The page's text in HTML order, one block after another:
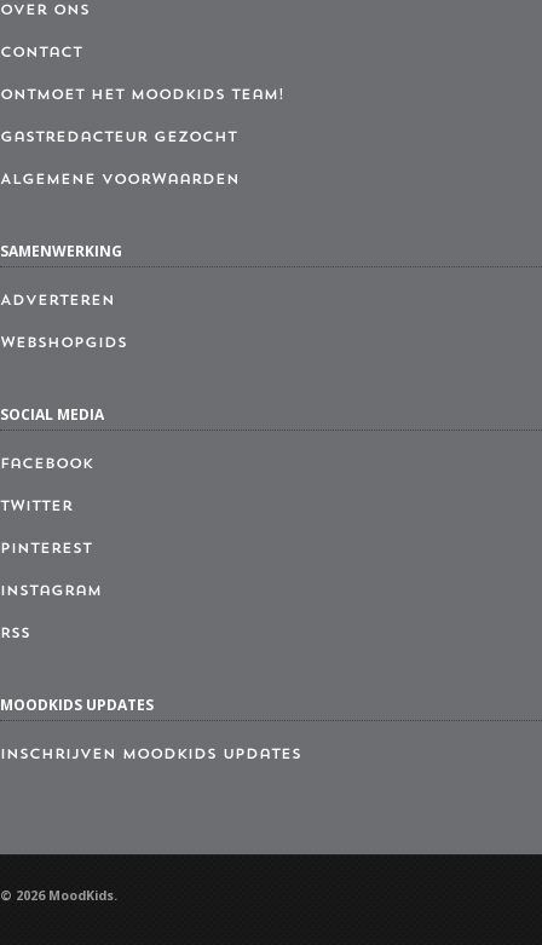
Over ons
Contact
Ontmoet het MoodKids Team!
Gastredacteur gezocht
Algemene Voorwaarden
SAMENWERKING
Adverteren
Webshopgids
SOCIAL MEDIA
Facebook
Twitter
Pinterest
Instagram
RSS
MOODKIDS UPDATES
Inschrijven MoodKids Updates
© 2026 MoodKids.